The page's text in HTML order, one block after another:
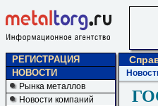
РЕГИСТРАЦИЯ
НОВОСТИ
Рынка металлов
Новости компаний